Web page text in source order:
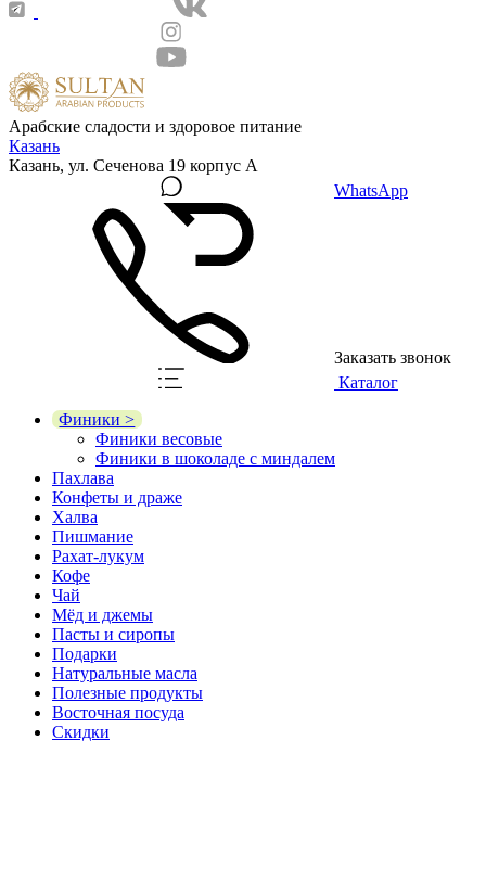
Арабские сладости и здоровое питание
Казань
Казань, ул. Сеченова 19 корпус А
WhatsApp
Заказать звонок
Каталог
Финики >
Финики весовые
Финики в шоколаде с миндалем
Пахлава
Конфеты и драже
Халва
Пишмание
Рахат-лукум
Кофе
Чай
Мёд и джемы
Пасты и сиропы
Подарки
Натуральные масла
Полезные продукты
Восточная посуда
Скидки